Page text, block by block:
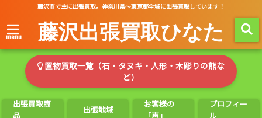
藤沢市で主に出張買取。神奈川県～東京都全域に出張買取しています！
menu 藤沢出張買取ひなた
置物買取一覧（石・タヌキ・人形・木彫りの熊な
ど）
出張買取商
品
出張地域
お客様の
「声」
プロフィー
ル